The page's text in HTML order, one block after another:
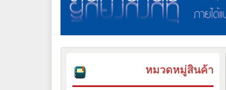
หมวดหมู่สินค้า